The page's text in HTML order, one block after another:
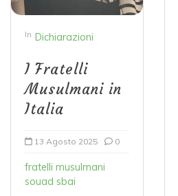
In Dichiarazioni
I Fratelli
Musulmani in
Italia
13 Agosto 2025 0
fratelli musulmani
souad sbai